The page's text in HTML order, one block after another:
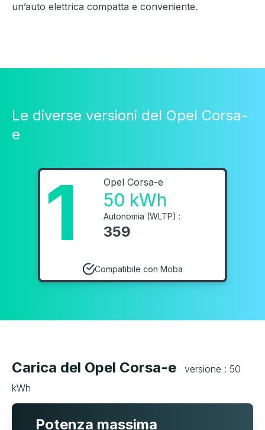
un’auto elettrica compatta e conveniente.
Le diverse versioni del Opel Corsa-
e
1 Opel Corsa-e
50 kWh
Autonomia (WLTP) :
359
Compatibile con Moba
Carica del Opel Corsa-e
versione : 50
kWh
Potenza massima